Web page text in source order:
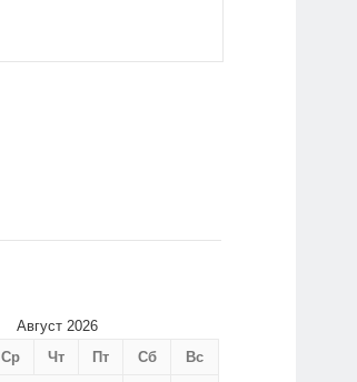
Август 2026
Ср Чт Пт Сб Вс